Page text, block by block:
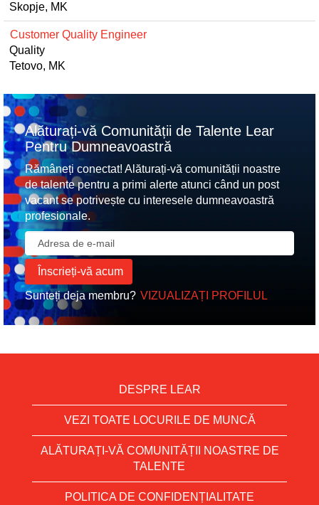
Skopje, MK
Customer Quality Engineer
Quality
Tetovo, MK
Alăturați-vă Comunității de Talente Lear
Pentru Dumneavoastră
Rămâneți conectat! Alăturați-vă comunității noastre
de talente pentru a primi alerte atunci când un post
vacant se potrivește cu interesele dumneavoastră
profesionale.
Sunteți deja membru? VIZUALIZAȚI PROFILUL
DESPRE LEAR
VEZI TOATE LOCURILE DE MUNCĂ
ALĂTURAȚI-VĂ COMUNITĂȚII NOASTRE DE
TALENTE
POLITICA DE CONFIDENȚIALITATE